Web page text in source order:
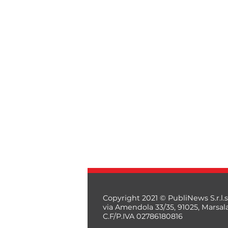
Copyright 2021 © PubliNews
via Amendola 33/35, 91025,
C.F/P.IVA 02786180816